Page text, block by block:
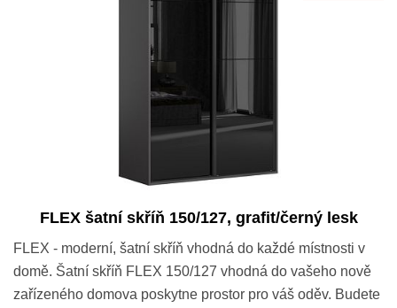
FLEX šatní skříň 150/127, grafit/černý lesk
FLEX - moderní, šatní skříň vhodná do každé místnosti v
domě. Šatní skříň FLEX 150/127 vhodná do vašeho nově
zařízeného domova poskytne prostor pro váš oděv. Budete